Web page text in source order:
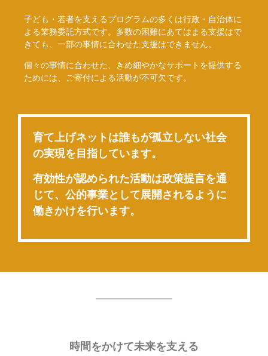
子ども・若者を支えるプログラムの多くは行政・自治体に
よる業務委託方式です。多数の困難にあてはまる支援はで
きても、一部の事情に合わせた支援はできません。
個々の事情に合わせた、きめ細やかなサポートを提供する
ためには、ご寄付による活動が不可欠です。
育て上げネットは誰もが孤立しない社会
の実現を目指しています。
有効性が認められた活動は政策提言を通
じて、公的事業として展開されるように
働きかけを行います。
時間をかけて未来を支える